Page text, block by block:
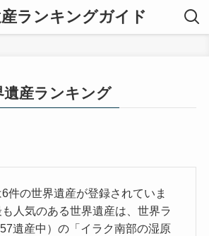
ランキングガイド
遺産ランキング
6件の世界遺産が登録されていま
人気のある世界遺産は、世界ラ
遺産中）の「イラク南部の湿原